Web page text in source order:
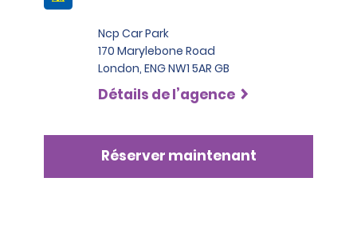
Ncp Car Park
170 Marylebone Road
London, ENG NW1 5AR GB
Détails de l’agence
Réserver maintenant